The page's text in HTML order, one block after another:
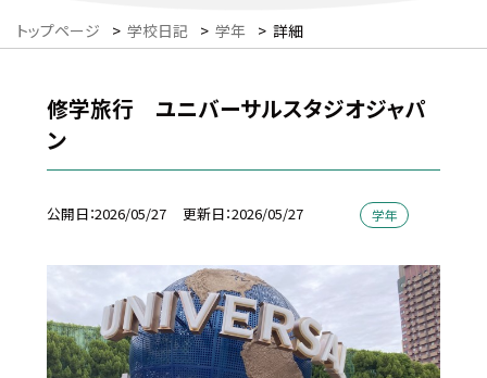
トップページ > 学校日記 > 学年 > 詳細
修学旅行 ユニバーサルスタジオジャパ
ン
公開日 2026/05/27 更新日 2026/05/27 学年